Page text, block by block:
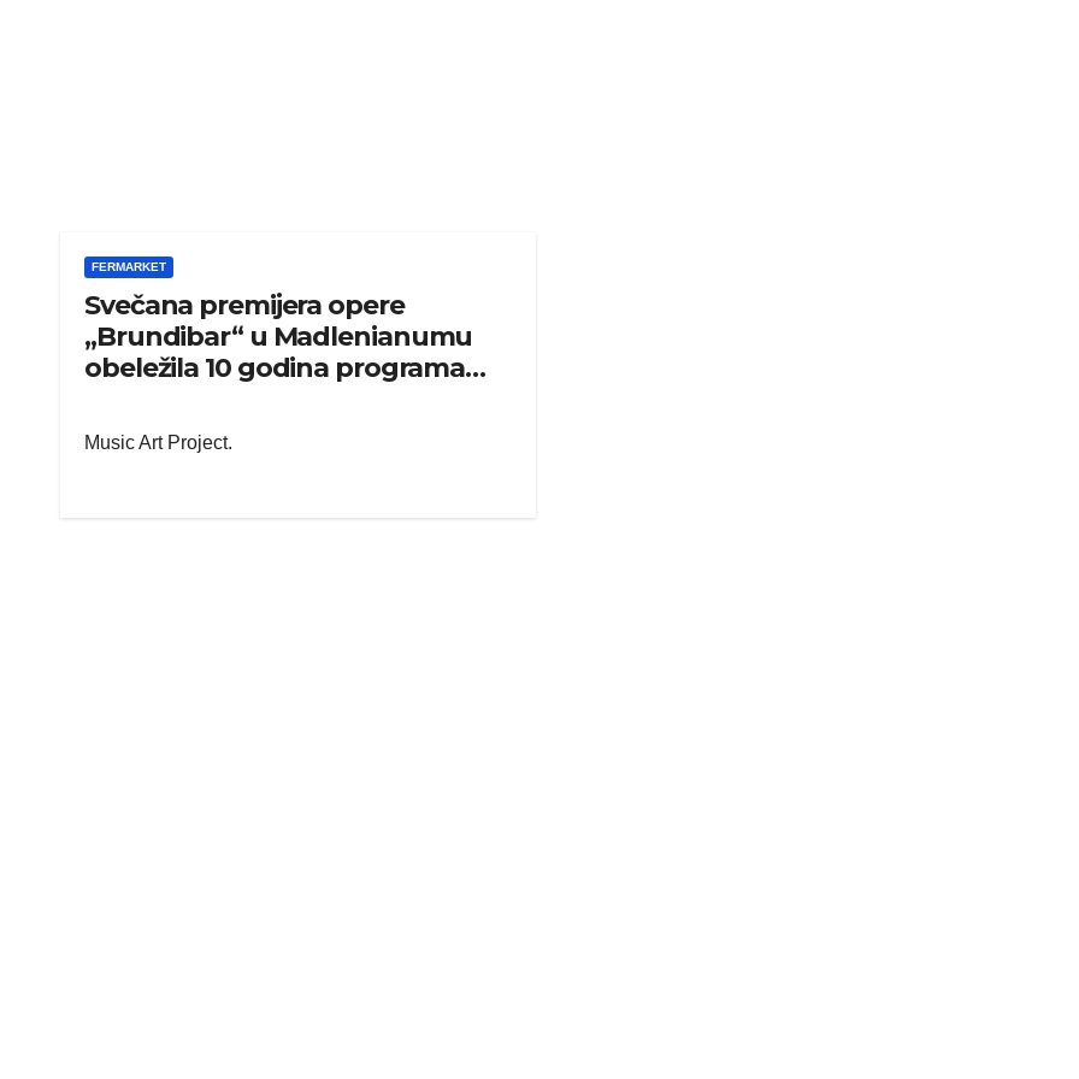
FERMARKET
Svečana premijera opere
„Brundibar“ u Madlenianumu
obeležila 10 godina programa
Music Art Project.